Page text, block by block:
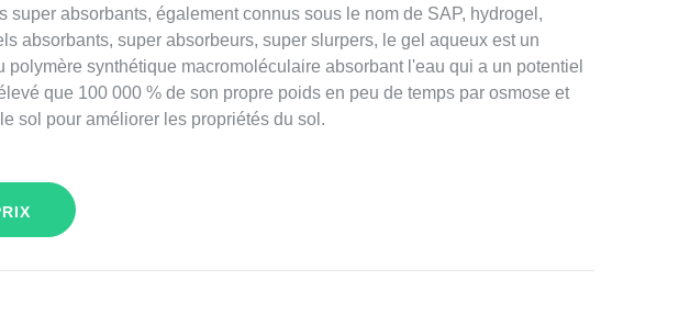
super absorbants, également connus sous le nom de SAP, hydrogel,
absorbants, super absorbeurs, super slurpers, le gel aqueux est un
polymère synthétique macromoléculaire absorbant l'eau qui a un potentiel
que 100 000 % de son propre poids en peu de temps par osmose et
sol pour améliorer les propriétés du sol.